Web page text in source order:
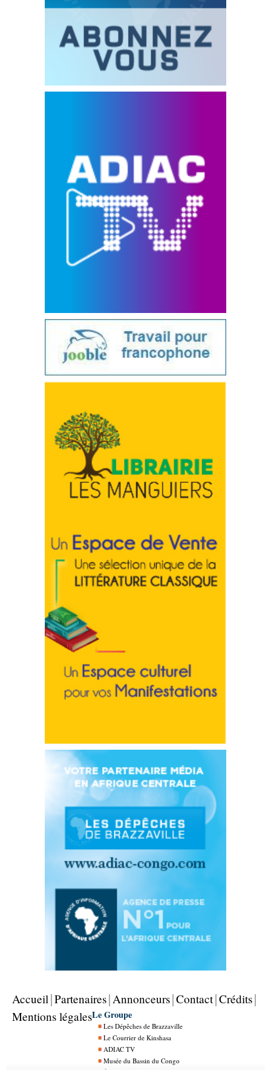
Accueil Partenaires Annonceurs Contact Crédits
Mentions légalesLe Groupe
Les Dépêches de Brazzaville
Le Courrier de Kinshasa
ADIAC TV
Musée du Bassin du Congo